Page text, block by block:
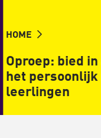
HOME
Oproep: bied
het
leerlingen